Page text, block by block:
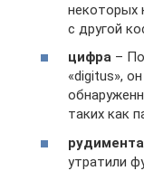
некоторых
с другой
цифра –
«digitus»,
таких как
утратили